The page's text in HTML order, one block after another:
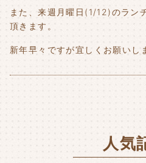
また、来週月曜日(1/12)のラン
頂きます。
新年早々ですが宜しくお願いし
人気